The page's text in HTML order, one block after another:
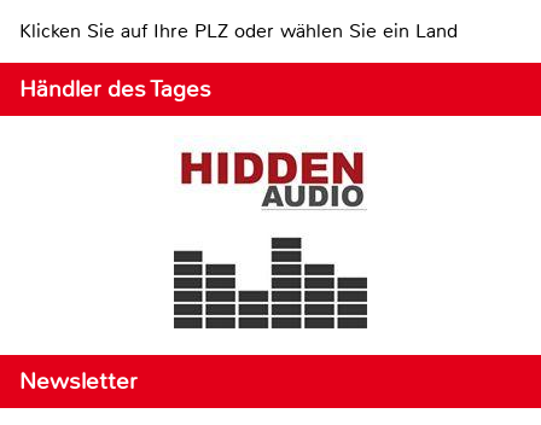
Klicken Sie auf Ihre PLZ oder wählen Sie ein Land
Händler des Tages
Newsletter